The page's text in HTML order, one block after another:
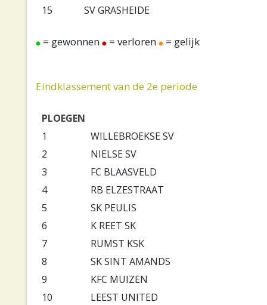
15
SV GRASHEIDE
= gewonnen = verloren = gelijk
Eindklassement van de 2e periode
PLOEGEN
1
WILLEBROEKSE SV
2
NIELSE SV
3
FC BLAASVELD
4
RB ELZESTRAAT
5
SK PEULIS
6
K REET SK
7
RUMST KSK
8
SK SINT AMANDS
9
KFC MUIZEN
10
LEEST UNITED